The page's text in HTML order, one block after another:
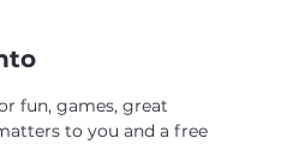
fun, games, great
to you and a free